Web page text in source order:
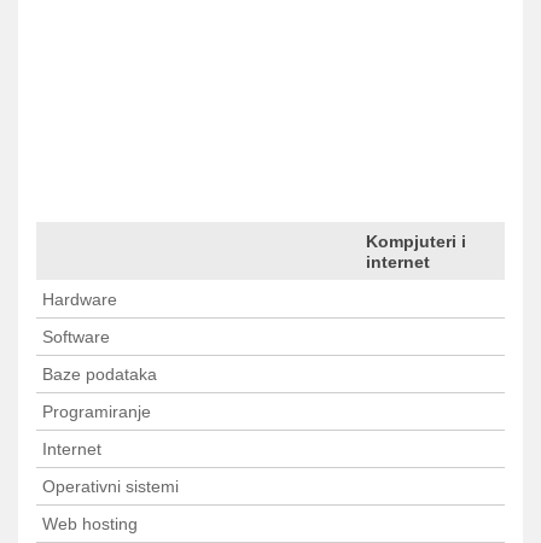
Kompjuteri i
internet
Hardware
Software
Baze podataka
Programiranje
Internet
Operativni sistemi
Web hosting